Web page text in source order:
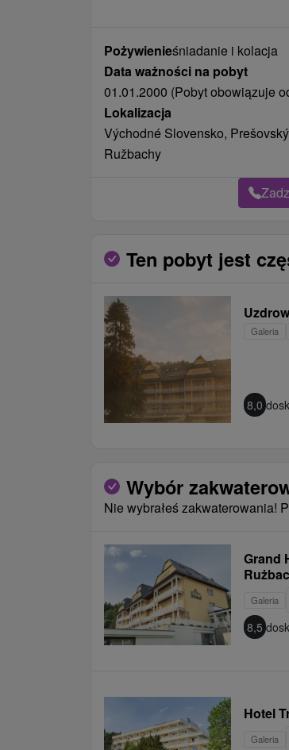
Pożywienieśniadanie i kolacja
Data ważności na pobyt
01.01.2000 (Pobyt obowiązuje
Lokalizacja
Východné Slovensko,
Ružbachy
Ten pobyt jest
Galeria
8,0
Wybór
Nie wybrałeś zakwaterowania!
Grand
Galeria
8,5
Hotel
Galeria